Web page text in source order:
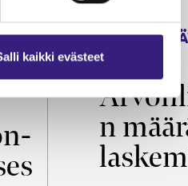
kaikki evästeet2026
n